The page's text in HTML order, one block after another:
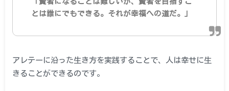
とは誰にでもできる。それが幸福への道だ。」
アレテーに沿った生き方を実践することで、人は幸せに生
きることができるのです。